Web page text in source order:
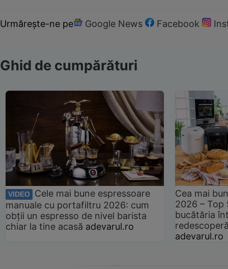
Urmărește-ne pe Google News Facebook
Ghid de cumpărături
VIDEO
Cele mai bune espressoare
manuale cu portafiltru 2026: cum
obții un espresso de nivel barista
chiar la tine acasă adevarul.ro
Cea mai
2026 –
bucătăria
adevarul.ro